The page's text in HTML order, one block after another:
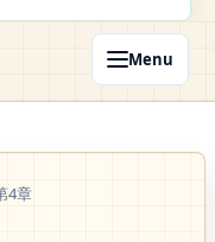
Menu
4章